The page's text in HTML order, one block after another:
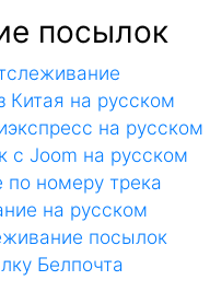
посылок
Китая на русском
на русском
с Joom на русском
номеру трека
на русском
посылок
Белпочта